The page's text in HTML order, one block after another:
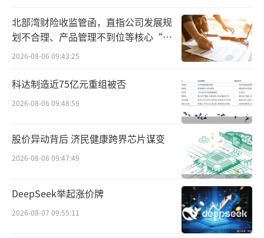
茶叶协会“信阳毛尖”商标专用权许可使用纠
纷一事，信阳市市场监督管理局已介入调查。
押注爆品，能“火”多久？
北部湾财险收监管函，直指公司发展规
划不合理、产品管理不到位等核心“痛
点”
2026-08-06 09:43:25
科达制造近75亿元重组被否
2026-08-06 09:48:59
股价异动背后 济民健康跨界芯片谋变
2026-08-06 09:47:49
DeepSeek举起涨价牌
2026-08-07 09:55:11